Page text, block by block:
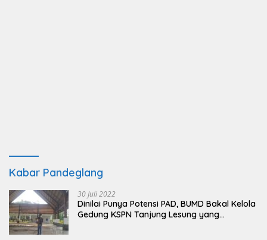
Kabar Pandeglang
30 Juli 2022
Dinilai Punya Potensi PAD, BUMD Bakal Kelola
Gedung KSPN Tanjung Lesung yang